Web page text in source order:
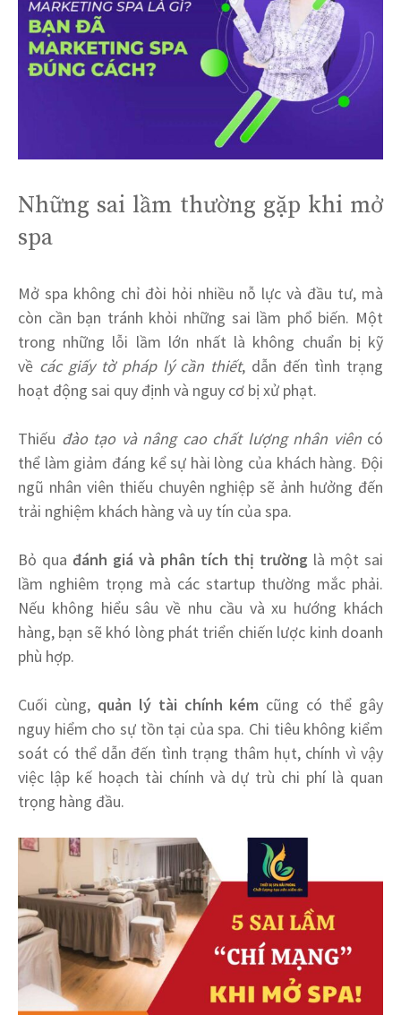
Những sai lầm thường gặp khi mở
spa
Mở spa không chỉ đòi hỏi nhiều nỗ lực và đầu tư, mà
còn cần bạn tránh khỏi những sai lầm phổ biến. Một
trong những lỗi lầm lớn nhất là không chuẩn bị kỹ
về các giấy tờ pháp lý cần thiết, dẫn đến tình trạng
hoạt động sai quy định và nguy cơ bị xử phạt.
Thiếu đào tạo và nâng cao chất lượng nhân viêncó
thể làm giảm đáng kể sự hài lòng của khách hàng. Đội
ngũ nhân viên thiếu chuyên nghiệp sẽ ảnh hưởng đến
trải nghiệm khách hàng và uy tín của spa.
Bỏ qua đánh giá và phân tích thị trường là một sai
lầm nghiêm trọng mà các startup thường mắc phải.
Nếu không hiểu sâu về nhu cầu và xu hướng khách
hàng, bạn sẽ khó lòng phát triển chiến lược kinh doanh
phù hợp.
Cuối cùng, quản lý tài chính kém cũng có thể gây
nguy hiểm cho sự tồn tại của spa. Chi tiêu không kiểm
soát có thể dẫn đến tình trạng thâm hụt, chính vì vậy
việc lập kế hoạch tài chính và dự trù chi phí là quan
trọng hàng đầu.